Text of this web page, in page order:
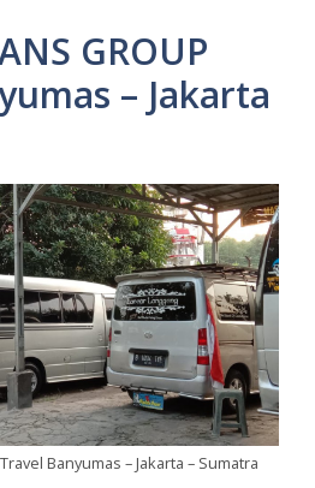
GROUP
– Jakarta
Travel Banyumas – Jakarta – Sumatra